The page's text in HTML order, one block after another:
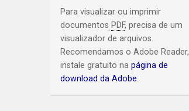
Para visualizar ou imprimir
documentos PDF, precisa de um
visualizador de arquivos.
Recomendamos o Adobe Reader,
instale gratuito na página de
download da Adobe.